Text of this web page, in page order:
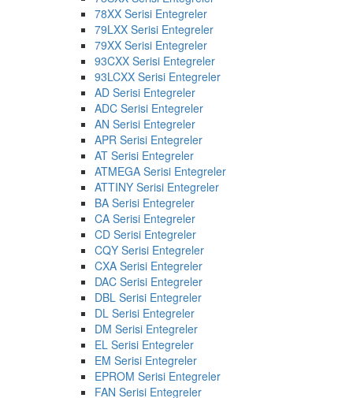
78XX Serisi Entegreler
79LXX Serisi Entegreler
79XX Serisi Entegreler
93CXX Serisi Entegreler
93LCXX Serisi Entegreler
AD Serisi Entegreler
ADC Serisi Entegreler
AN Serisi Entegreler
APR Serisi Entegreler
AT Serisi Entegreler
ATMEGA Serisi Entegreler
ATTINY Serisi Entegreler
BA Serisi Entegreler
CA Serisi Entegreler
CD Serisi Entegreler
CQY Serisi Entegreler
CXA Serisi Entegreler
DAC Serisi Entegreler
DBL Serisi Entegreler
DL Serisi Entegreler
DM Serisi Entegreler
EL Serisi Entegreler
EM Serisi Entegreler
EPROM Serisi Entegreler
FAN Serisi Entegreler